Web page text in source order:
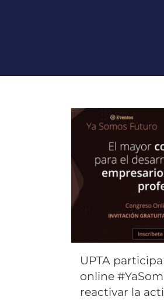
UPTA
online
reactivar la